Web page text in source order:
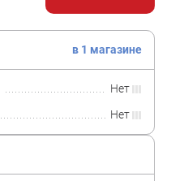
в 1 магазине
Нет
Нет